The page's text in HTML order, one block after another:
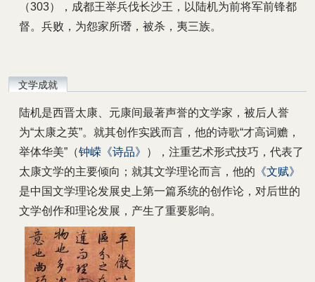
（303），成都王举兵伐长沙王，以陆机为前将军前锋都
督。兵败，为怨家所谮，被杀，夷三族。
文学成就
陆机是西晋太康、元康间最著声誉的文学家，被后人誉
为“太康之英”。就其创作实践而言，他的诗歌“才高词赡，
举体华美”（钟嵘 《诗品》
），注重艺术形式技巧，代表了
太康文学的主要倾向；就其文学理论而言，他的 《文赋》
是中国文学理论发展史上第一篇系统的创作论，对后世的
文学创作和理论发展，产生了重要影响。